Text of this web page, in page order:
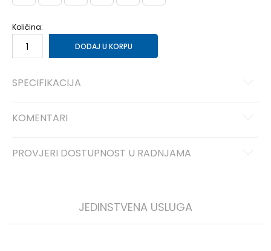
Količina:
DODAJ U KORPU
SPECIFIKACIJA
KOMENTARI
PROVJERI DOSTUPNOST U RADNJAMA
JEDINSTVENA USLUGA